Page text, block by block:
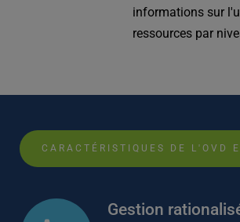
informations sur
ressources par
CARACTÉRISTIQUES DE L'OVD
Gestion